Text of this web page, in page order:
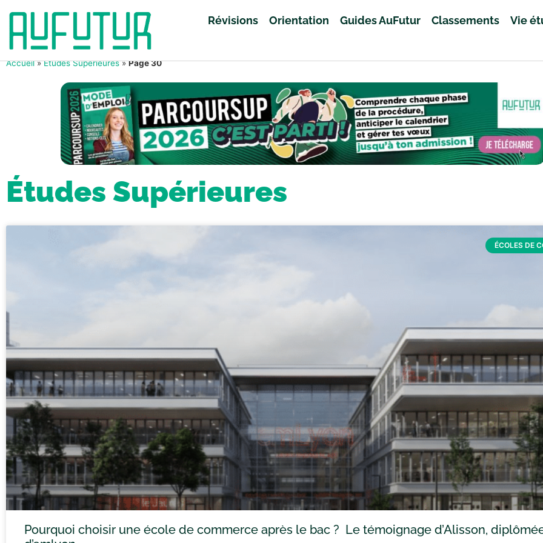
Révisions Orientation Guides AuFutur Classements Vie
Accueil»Études Supérieures»Page 30
Études Supérieures
ÉCOLES DE
Pourquoi choisir une école de commerce après le bac ? Le témoignage d’Alisson,